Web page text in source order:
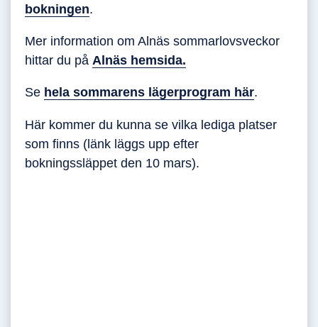
bokningen.
Mer information om Alnäs sommarlovsveckor
hittar du på Alnäs hemsida.
Se hela sommarens lägerprogram här.
Här kommer du kunna se vilka lediga platser
som finns (länk läggs upp efter
bokningssläppet den 10 mars).